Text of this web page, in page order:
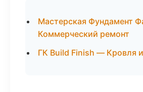
Мастерская Фундамент
Коммерческий ремонт
ГК Build Finish — Кровля